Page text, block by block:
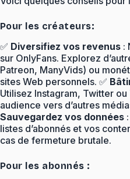
Pour les créateurs:
✅ Diversifiez vos revenus :
sur OnlyFans. Explorez
Patreon, ManyVids) ou
sites Web personnels. ✅
Utilisez Instagram, Twitter
audience vers d’autres
Sauvegardez vos données
listes d’abonnés et vos
cas de fermeture brutale.
Pour les abonnés :